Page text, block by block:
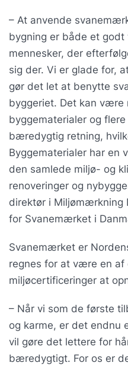
– At anvende
bygning er både et
mennesker, der
sig der. Vi er glade for,
gør det let at benytte
byggeriet. Det kan være
byggematerialer og
bæredygtig retning,
Byggematerialer har en
den samlede miljø- og
renoveringer og
direktør i Miljømærkning
for Svanemærket i
Svanemærket er
regnes for at være en af
miljøcertificeringer at
– Når vi som de første
og karme, er det endnu
vil gøre det lettere for
bæredygtigt. For os er